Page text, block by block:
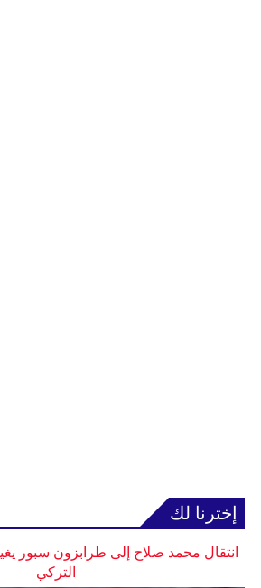
إخترنا لك
انتقال محمد صلاح إلى طرابزون سبور
التركي